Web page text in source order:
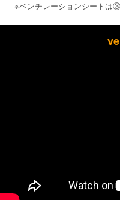
※ベンチレーションシートは